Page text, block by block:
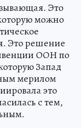
Это
можно
Это решение
ООН по
Запад
мерилом
это
с тем,